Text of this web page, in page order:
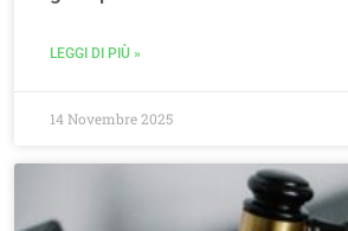
LEGGI DI PIÙ »
14 Novembre 2025